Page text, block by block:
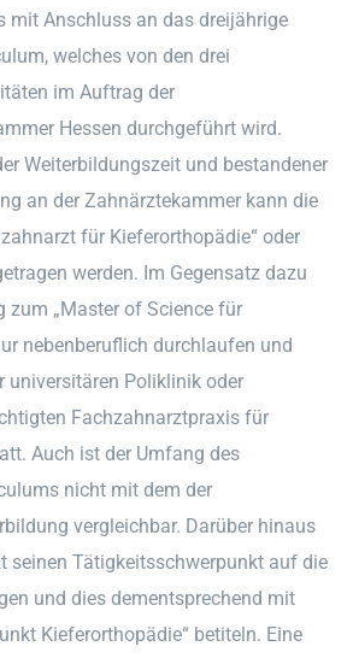
mit Anschluss an das dreijährige
welches von den drei
im Auftrag der
Hessen durchgeführt wird.
Weiterbildungszeit und bestandener
an der Zahnärztekammer kann die
für Kieferorthopädie“ oder
werden. Im Gegensatz dazu
zum „Master of Science für
nebenberuflich durchlaufen und
universitären Poliklinik oder
Fachzahnarztpraxis für
Auch ist der Umfang des
nicht mit dem der
vergleichbar. Darüber hinaus
seinen Tätigkeitsschwerpunkt auf die
und dies dementsprechend mit
Kieferorthopädie“ betiteln. Eine